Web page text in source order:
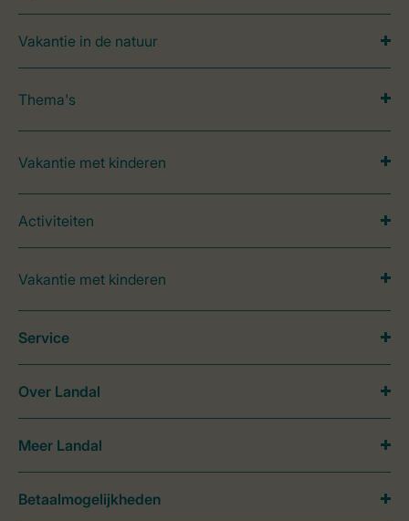
Vakantie in de natuur
Thema's
Vakantie met kinderen
Activiteiten
Vakantie met kinderen
Service
Over Landal
Meer Landal
Betaalmogelijkheden